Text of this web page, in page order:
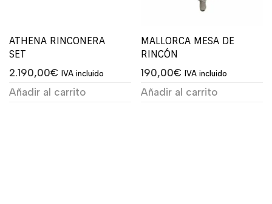
ATHENA RINCONERA
SET
2.190,00€ IVA incluido
Añadir al carrito
MALLORCA MESA DE
RINCÓN
190,00€ IVA incluido
Añadir al carrito